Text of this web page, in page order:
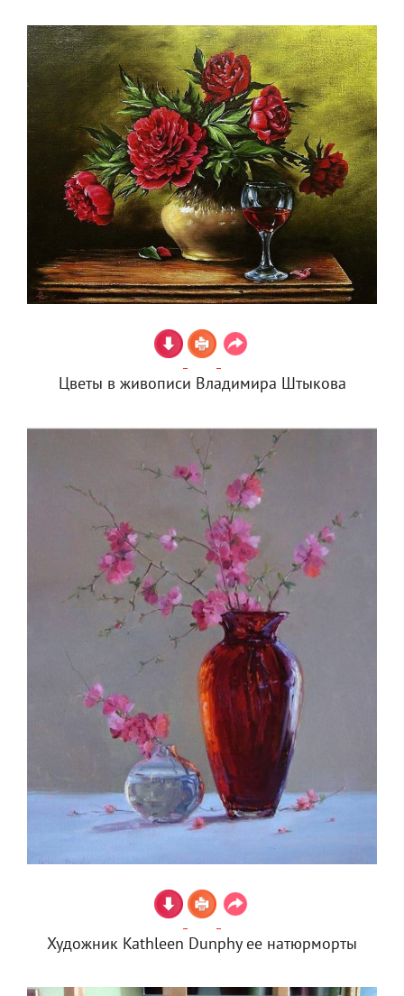
Цветы в живописи Владимира Штыкова
Художник Kathleen Dunphy ее натюрморты